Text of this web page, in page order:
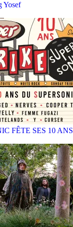
Yosef
FÊTE SES 10 ANS